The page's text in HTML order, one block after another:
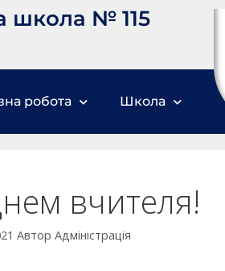
школа № 115
робота Школа
вчителя!
Автор Адміністрація